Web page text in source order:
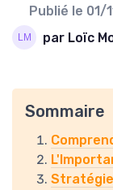
Publié le 01/
par Loïc
Sommaire